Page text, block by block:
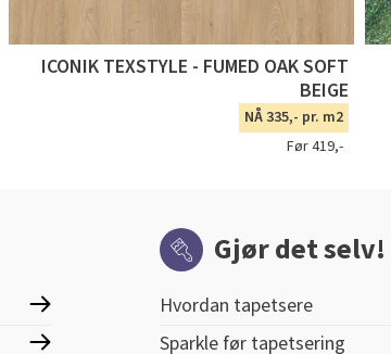
ICONIK TEXSTYLE - FUMED OAK SOFT
BEIGE
NÅ 335,- pr. m2
Før 419,-
Gjør det selv!
Hvordan tapetsere
Sparkle før tapetsering